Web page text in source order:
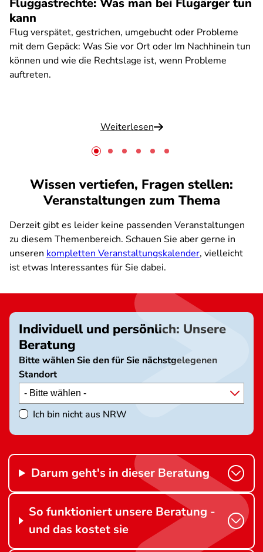
Fluggastrechte: Was man bei Flugärger tun
kann
Flug verspätet, gestrichen, umgebucht oder Probleme
mit dem Gepäck: Was Sie vor Ort oder Im Nachhinein tun
können und wie die Rechtslage ist, wenn Probleme
auftreten.
Weiterlesen
Wissen vertiefen, Fragen stellen:
Veranstaltungen zum Thema
Derzeit gibt es leider keine passenden Veranstaltungen
zu diesem Themenbereich. Schauen Sie aber gerne in
unseren kompletten Veranstaltungskalender, vielleicht
ist etwas Interessantes für Sie dabei.
Individuell und persönlich: Unsere
Beratung
Bitte wählen Sie den für Sie nächstgelegenen
Standort
Ich bin nicht aus NRW
Darum geht's in dieser Beratung
So funktioniert unsere Beratung -
und das kostet sie